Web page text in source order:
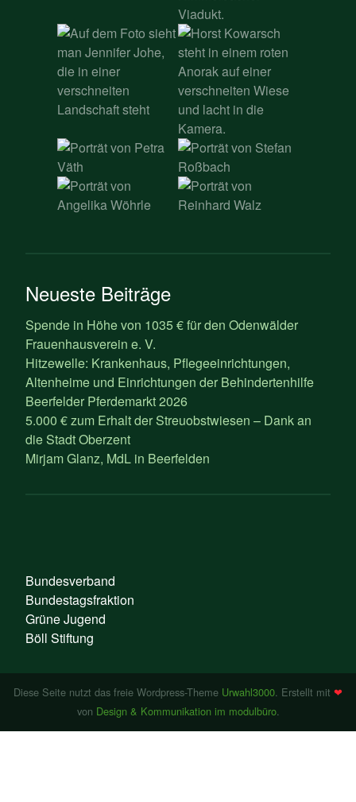
Neueste Beiträge
Spende in Höhe von 1035 € für den Odenwälder
Frauenhausverein e. V.
Hitzewelle: Krankenhaus, Pflegeeinrichtungen,
Altenheime und Einrichtungen der Behindertenhilfe
Beerfelder Pferdemarkt 2026
5.000 € zum Erhalt der Streuobstwiesen – Dank an
die Stadt Oberzent
Mirjam Glanz, MdL in Beerfelden
Bundesverband
Bundestagsfraktion
Grüne Jugend
Böll Stiftung
Diese Seite nutzt das freie Wordpress-Theme Urwahl3000. Erstellt mit ❤
von Design & Kommunikation im modulbüro.